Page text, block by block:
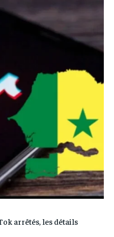
arrêtés, les détails